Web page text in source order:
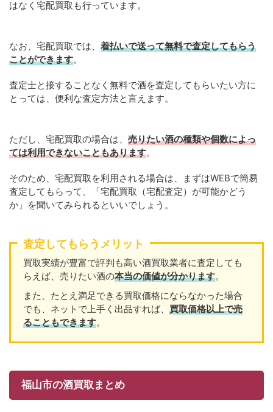
はなく宅配買取も行っています。
なお、宅配買取では、 着払いで送って無料で査定してもらう
ことができます。
査定士と接することなく無料で酒を査定してもらいたい方に
とっては、便利な査定方法と言えます。
ただし、宅配買取の場合は、 売りたい酒の種類や個数によっ
ては利用できないこともあります。
そのため、宅配買取を利用される場合は、まずはWEBで簡易
査定してもらって、「宅配買取（宅配査定）が可能かどう
か」を聞いてみられるといいでしょう。
査定してもらうメリット
買取実績が豊富で評判も高い酒買取業者に査定しても
らえば、売りたい酒の本当の価値が分かります。
また、たとえ満足できる買取価格にならなかった場合
でも、ネットで上手く出品すれば、 買取価格以上で売
ることもできます。
福山市の酒買取まとめ